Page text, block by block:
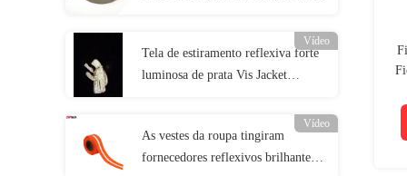
Vídeo
Tela de estiramento reflexiva forte
luminosa de prata Vis Jacket
Vídeo
As vestes da roupa tingiram
fornecedores reflexivos brilhantes